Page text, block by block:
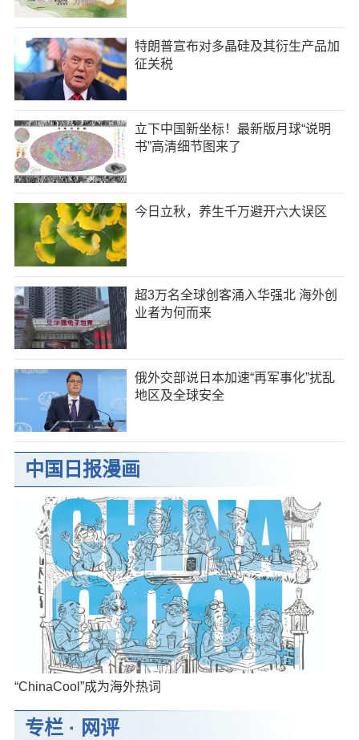
特朗普宣布对多晶硅及其衍生产品加
征关税
立下中国新坐标！最新版月球“说明
书”高清细节图来了
今日立秋，养生千万避开六大误区
超3万名全球创客涌入华强北 海外创
业者为何而来
俄外交部说日本加速“再军事化”扰乱
地区及全球安全
中国日报漫画
“ChinaCool”成为海外热词
专栏· 网评